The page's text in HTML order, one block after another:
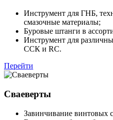
Инструмент для ГНБ,
смазочные материалы;
Буровые штанги в
Инструмент для
ССК и RC.
Перейти
Сваеверты
Завинчивание винтовых